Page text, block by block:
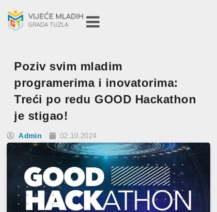
Poziv svim mladim
programerima i inovatorima:
Treći po redu GOOD Hackathon
je stigao!
Admin 02.10.2024